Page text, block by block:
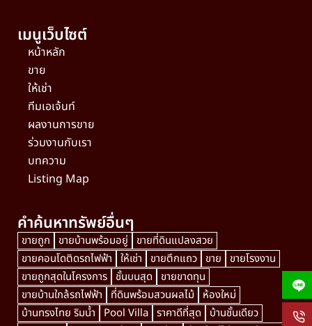
เมนูเว็บไซต์
หน้าหลัก
ขาย
ให้เช่า
ทีมเอเจ้นท์
ผลงานการขาย
ร่วมงานกับเรา
บทความ
Listing Map
คำค้นหาทรัพย์อื่นๆ
ขายถูก ขายบ้านพร้อมอยู่
ขายที่ดินแปลงสวย
ขายคอนโดติดรถไฟฟ้า ให้เช่า ขายตึกแถว ขาย
ขายโรงงาน
ขายถูกสุดในโครงการ ชั้นบนสุด
ขายขาดทุน
ขายบ้านใกล้รถไฟฟ้า
ที่ดินพร้อมสวนผลไม้
ห้องใหม่
บ้านทรงไทย ริมน้ำ
Pool Villa ราคาดีที่สุด
บ้านชั้นเดียว